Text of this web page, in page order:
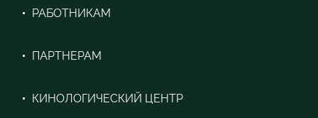
РАБОТНИКАМ
ПАРТНЕРАМ
КИНОЛОГИЧЕСКИЙ ЦЕНТР